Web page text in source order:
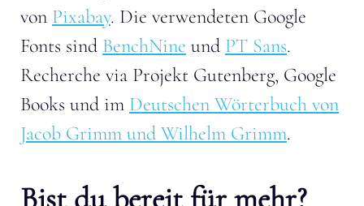
von Pixabay. Die verwendeten Google
Fonts sind BenchNine und PT Sans.
Recherche via Projekt Gutenberg, Google
Books und im Deutschen Wörterbuch von
Jacob Grimm und Wilhelm Grimm.